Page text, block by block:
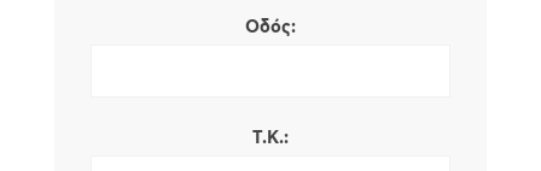
Οδός:
Τ.Κ.: